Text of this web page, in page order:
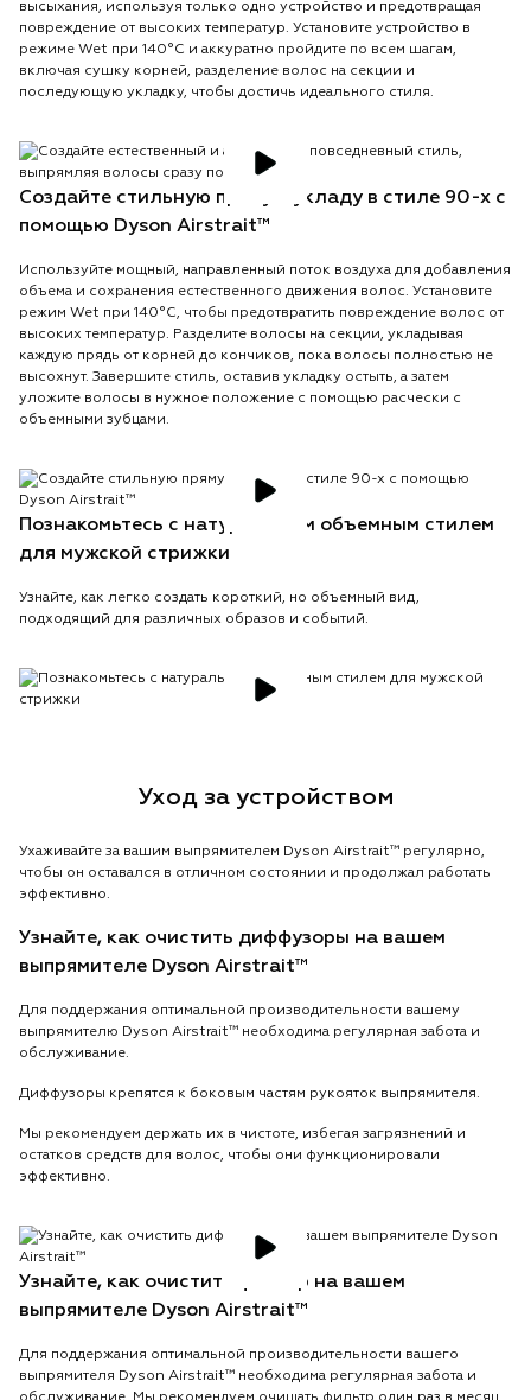
высыхания, используя только одно устройство и предотвращая
повреждение от высоких температур. Установите устройство в
режиме Wet при 140°C и аккуратно пройдите по всем шагам,
включая сушку корней, разделение волос на секции и
последующую укладку, чтобы достичь идеального стиля.
Создайте стильную прямую укладу в стиле 90-х с
помощью Dyson Airstrait™
Используйте мощный, направленный поток воздуха для добавления
объема и сохранения естественного движения волос. Установите
режим Wet при 140°C, чтобы предотвратить повреждение волос от
высоких температур. Разделите волосы на секции, укладывая
каждую прядь от корней до кончиков, пока волосы полностью не
высохнут. Завершите стиль, оставив укладку остыть, а затем
уложите волосы в нужное положение с помощью расчески с
объемными зубцами.
Познакомьтесь с натуральным объемным стилем
для мужской стрижки
Узнайте, как легко создать короткий, но объемный вид,
подходящий для различных образов и событий.
Уход за устройством
Ухаживайте за вашим выпрямителем Dyson Airstrait™ регулярно,
чтобы он оставался в отличном состоянии и продолжал работать
эффективно.
Узнайте, как очистить диффузоры на вашем
выпрямителе Dyson Airstrait™
Для поддержания оптимальной производительности вашему
выпрямителю Dyson Airstrait™ необходима регулярная забота и
обслуживание.
Диффузоры крепятся к боковым частям рукояток выпрямителя.
Мы рекомендуем держать их в чистоте, избегая загрязнений и
остатков средств для волос, чтобы они функционировали
эффективно.
Узнайте, как очистить фильтр на вашем
выпрямителе Dyson Airstrait™
Для поддержания оптимальной производительности вашего
выпрямителя Dyson Airstrait™ необходима регулярная забота и